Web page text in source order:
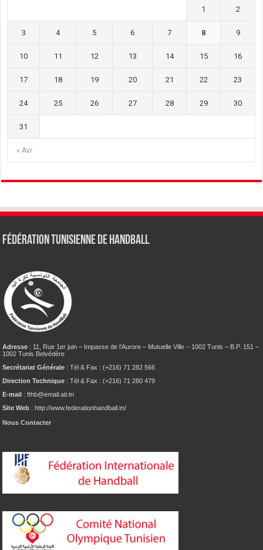
« Avr
1 2
3 4 5 6 7 8 9
10 11 12 13 14 15 16
17 18 19 20 21 22 23
24 25 26 27 28 29 30
31
Fédération tunisienne de Handball
Adresse : 11, Rue 1er juin – Impasse de l’Aurore – Mutuelle Ville – 1002 Tunis – B.P. 151 –
1002 Tunis Belvédère
Secrétariat Générale : Tél & Fax : (+216) 71 282 566
Direction Technique : Tél & Fax : (+216) 71 280 479
E-mail : fthb@email.ati.tn
Site Web : http://www.federationhandball.tn/
Nous Contacter